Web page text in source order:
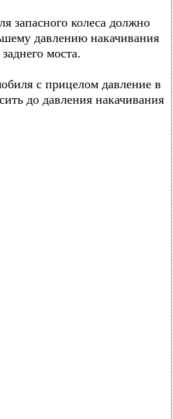
запасного колеса должно
давлению накачивания
моста.
с прицелом давление в
до давления накачивания